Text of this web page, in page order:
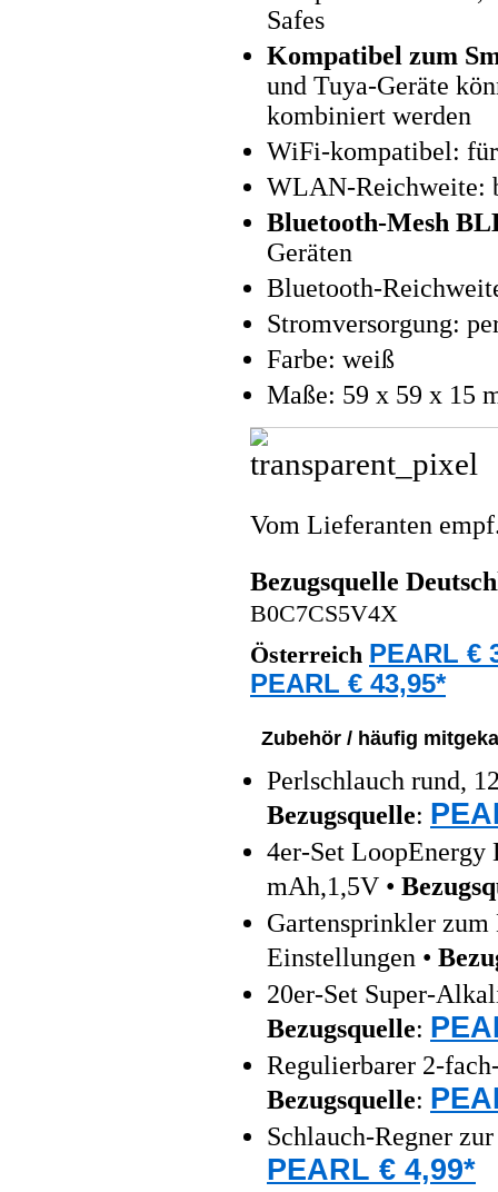
Safes
Kompatibel zum
und Tuya-Geräte
kombiniert werden
WiFi-kompatibel:
WLAN-Reichweite:
Bluetooth-Mesh
Geräten
Bluetooth-
Stromversorgung:
Farbe: weiß
Maße: 59 x 59 x 15
Vom Lieferanten
Bezugsquelle
B0C7CS5V4X
Österreich PEARL €
PEARL € 43,95*
Zubehör / häufig
Perlschlauch rund,
Bezugsquelle:
4er-Set
mAh,1,5V •
Gartensprinkler zum
Einstellungen •
20er-Set Super-
Bezugsquelle:
Regulierbarer 2-
Bezugsquelle:
Schlauch-Regner
PEARL € 4,99*